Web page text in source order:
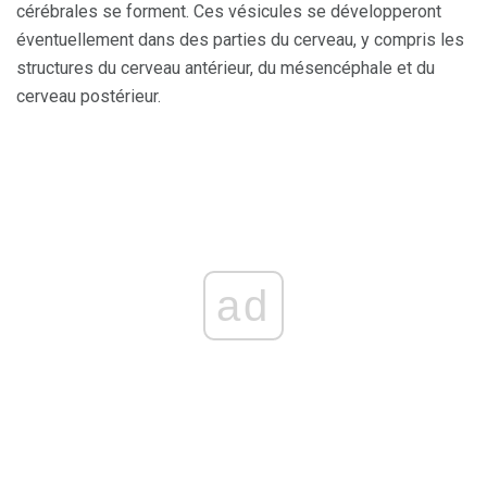
cérébrales se forment. Ces vésicules se développeront
éventuellement dans des parties du cerveau, y compris les
structures du cerveau antérieur, du mésencéphale et du
cerveau postérieur.
ad